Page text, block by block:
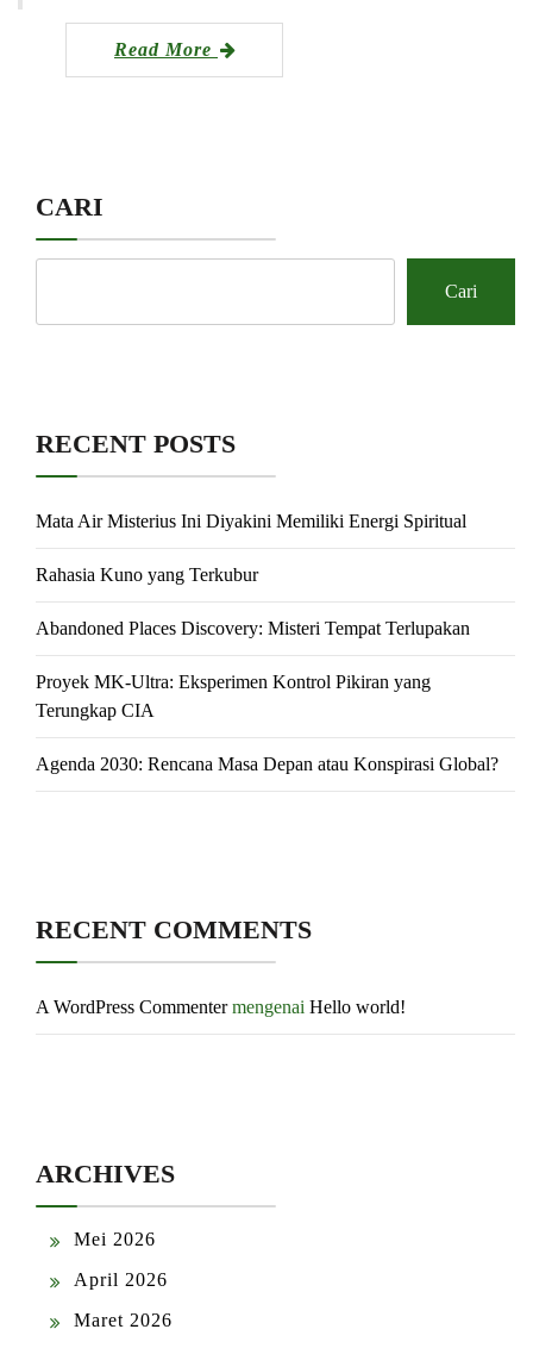
Read More
CARI
Cari
RECENT POSTS
Mata Air Misterius Ini Diyakini Memiliki Energi Spiritual
Rahasia Kuno yang Terkubur
Abandoned Places Discovery: Misteri Tempat Terlupakan
Proyek MK-Ultra: Eksperimen Kontrol Pikiran yang
Terungkap CIA
Agenda 2030: Rencana Masa Depan atau Konspirasi Global?
RECENT COMMENTS
A WordPress Commentermengenai Hello world!
ARCHIVES
Mei 2026
April 2026
Maret 2026